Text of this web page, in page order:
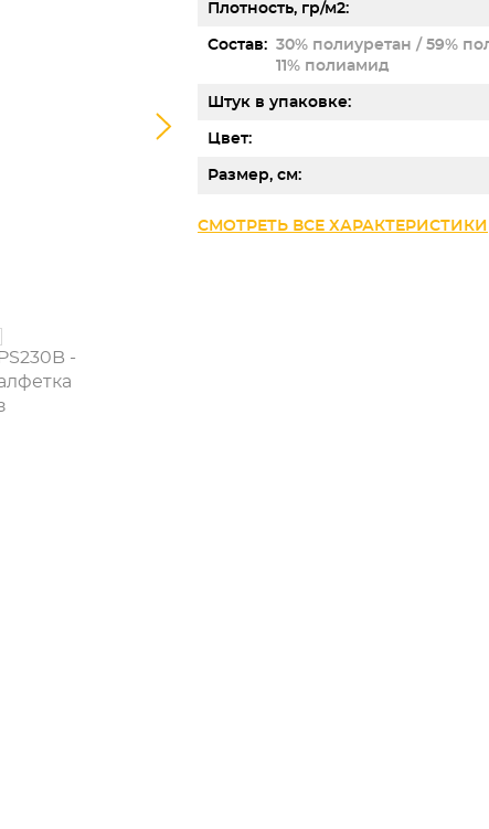
Плотность, гр/м2
Состав
30% полиуретан / 59%
11% полиамид
Штук в упаковке
Цвет
Размер, см
СМОТРЕТЬ ВСЕ ХАРАКТЕРИСТИКИ